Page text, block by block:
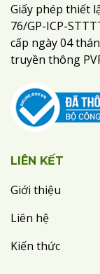
Giấy phép thiết
76/GP-ICP-
cấp ngày 04
truyền thông
LIÊN KẾT
Giới thiệu
Liên hệ
Kiến thức